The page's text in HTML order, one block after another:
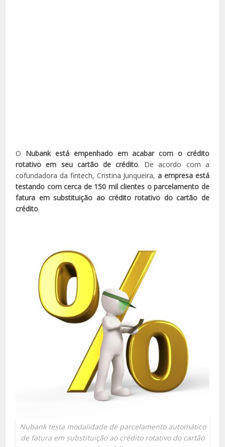
O Nubank está empenhado em acabar com o crédito
rotativo em seu cartão de crédito. De acordo com a
cofundadora da fintech, Cristina Junqueira,a empresa está
testando com cerca de 150 mil clientes o parcelamento de
fatura em substituição ao crédito rotativo do cartão de
crédito.
Nubank testa modalidade de parcelamento automático
de fatura em substituição ao crédito rotativo do cartão